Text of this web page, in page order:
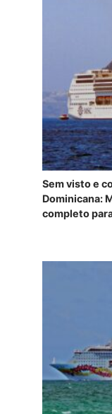
Sem visto e
Dominicana:
completo